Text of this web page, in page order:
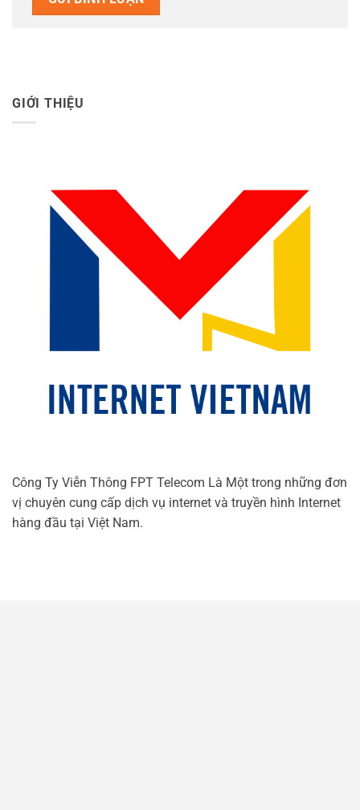
GIỚI THIỆU
Công Ty Viễn Thông FPT Telecom Là Một trong những đơn
vị chuyên cung cấp dịch vụ internet và truyền hình Internet
hàng đầu tại Việt Nam.